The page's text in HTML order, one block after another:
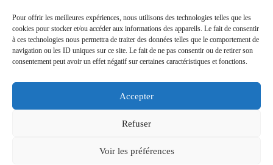
Pour offrir les meilleures expériences, nous utilisons des technologies telles que les
cookies pour stocker et/ou accéder aux informations des appareils. Le fait de consentir
à ces technologies nous permettra de traiter des données telles que le comportement de
navigation ou les ID uniques sur ce site. Le fait de ne pas consentir ou de retirer son
consentement peut avoir un effet négatif sur certaines caractéristiques et fonctions.
Accepter
Refuser
Voir les préférences
MENTIONS
DIRECTIVE
PARTENAIRES CONTACT
N°15005566.